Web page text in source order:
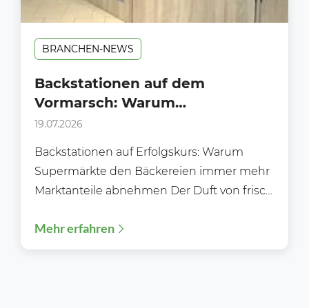
BRANCHEN-NEWS
Backstationen auf dem
Vormarsch: Warum
Supermärkte klassischen
Marktanteile abnehmen
19.07.2026
Backstationen auf Erfolgskurs: Warum
Supermärkte den Bäckereien immer mehr
Marktanteile abnehmen Der Duft von frisch
mehr ausschließlich...
Mehr erfahren